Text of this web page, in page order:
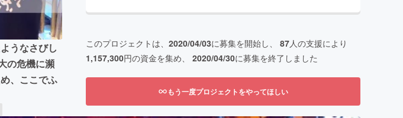
うなさびし
の危機に瀕
、ここでふ
このプロジェクトは、 2020/04/03に募集を開始し、 87人の支援により
1,157,300円の資金を集め、 2020/04/30に募集を終了しました
もう一度プロジェクトをやってほしい